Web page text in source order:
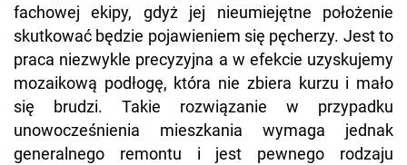
fachowej ekipy, gdyż jej nieumiejętne położenie
skutkować będzie pojawieniem się pęcherzy. Jest to
praca niezwykle precyzyjna a w efekcie uzyskujemy
mozaikową podłogę, która nie zbiera kurzu i mało
się brudzi. Takie rozwiązanie w przypadku
unowocześnienia mieszkania wymaga jednak
generalnego remontu i jest pewnego rodzaju